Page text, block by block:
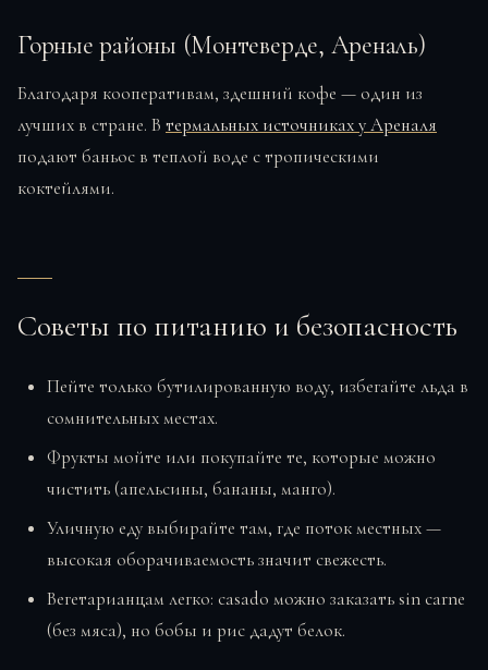
Горные районы (Монтеверде, Ареналь)
Благодаря кооперативам, здешний кофе — один из
лучших в стране. В термальных источниках у Ареналя
подают баньос в теплой воде с тропическими
коктейлями.
Советы по питанию и безопасность
Пейте только бутилированную воду, избегайте льда в
сомнительных местах.
Фрукты мойте или покупайте те, которые можно
чистить (апельсины, бананы, манго).
Уличную еду выбирайте там, где поток местных —
высокая оборачиваемость значит свежесть.
Вегетарианцам легко: casado можно заказать sin carne
(без мяса), но бобы и рис дадут белок.